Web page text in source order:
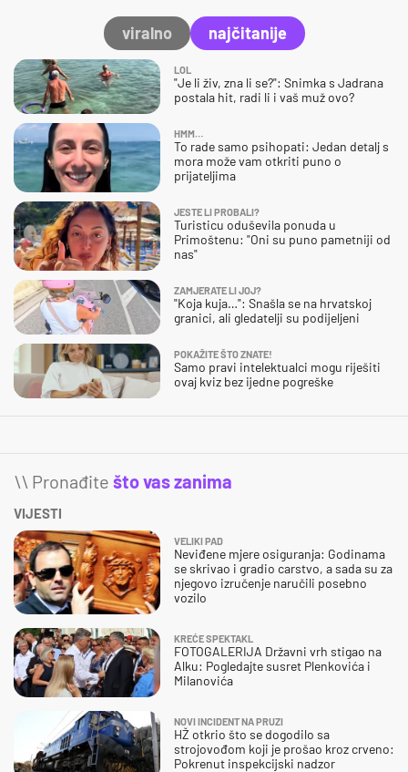
viralno najčitanije
LOL
"Je li živ, zna li se?": Snimka s Jadrana
postala hit, radi li i vaš muž ovo?
HMM…
To rade samo psihopati: Jedan detalj s
mora može vam otkriti puno o
prijateljima
JESTE LI PROBALI?
Turisticu oduševila ponuda u
Primoštenu: "Oni su puno pametniji od
nas"
ZAMJERATE LI JOJ?
"Koja kuja…": Snašla se na hrvatskoj
granici, ali gledatelji su podijeljeni
POKAŽITE ŠTO ZNATE!
Samo pravi intelektualci mogu riješiti
ovaj kviz bez ijedne pogreške
\\ Pronađite što vas zanima
VIJESTI
VELIKI PAD
Neviđene mjere osiguranja: Godinama
se skrivao i gradio carstvo, a sada su za
njegovo izručenje naručili posebno
vozilo
KREĆE SPEKTAKL
FOTOGALERIJA Državni vrh stigao na
Alku: Pogledajte susret Plenkovića i
Milanovića
NOVI INCIDENT NA PRUZI
HŽ otkrio što se dogodilo sa
strojovođom koji je prošao kroz crveno:
Pokrenut inspekcijski nadzor